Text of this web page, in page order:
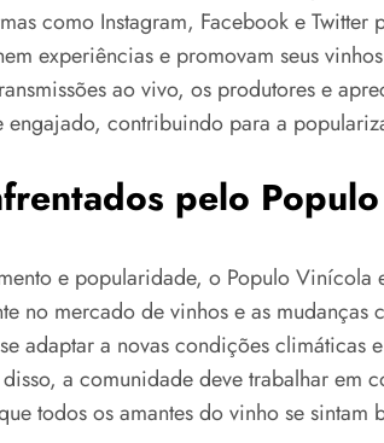
como Instagram, Facebook e
experiências e promovam seus
ao vivo, os produtores e
contribuindo para a
pelo
e popularidade, o Populo
no mercado de vinhos e as mudanças
adaptar a novas condições climáticas
a comunidade deve trabalhar em
todos os amantes do vinho se sintam